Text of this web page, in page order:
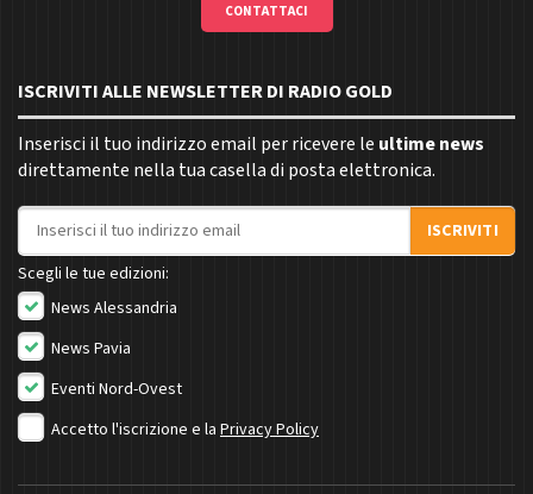
CONTATTACI
ISCRIVITI ALLE NEWSLETTER DI RADIO GOLD
Inserisci il tuo indirizzo email per ricevere le ultime news
direttamente nella tua casella di posta elettronica.
Indirizzo email
ISCRIVITI
Scegli le tue edizioni:
News Alessandria
News Pavia
Eventi Nord-Ovest
Accetto l'iscrizione e la Privacy Policy